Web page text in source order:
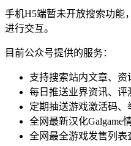
手机H5端暂未开放搜索功能
进行交互。
目前公众号提供的服务：
支持搜索站内文章、资
每日推送业界资讯、评
定期抽送游戏激活码、
全网最新汉化Galgame
全网最全游戏发售列表